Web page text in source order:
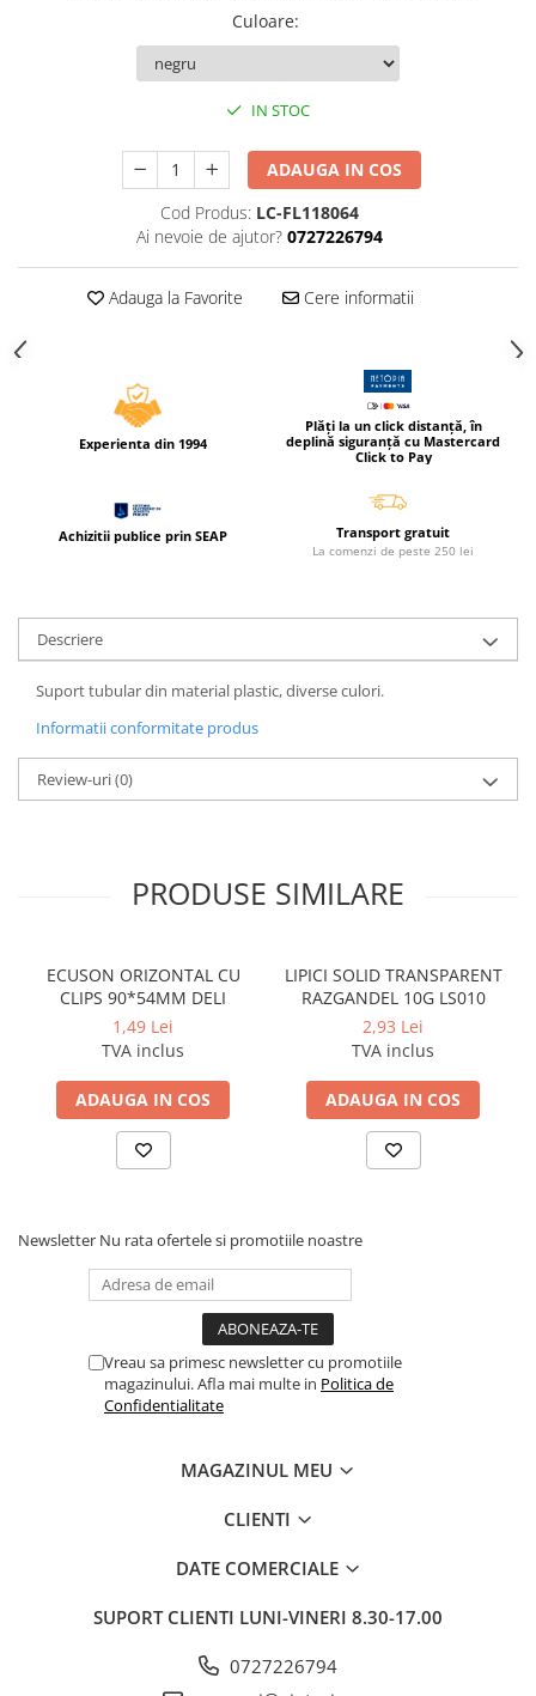
Caiete si blocuri pentru desen
Caiete incepatori Tip I, II, III
Hartie creponata
Hartie glacee
Etichete scolare
pensule
Accesorii pictura
Ascutitori
Creioane cerate
Cerneala si rezerva pentru stilou
Plastilina
Sabloane
Truse geometrie
Markere evidentiatoare text
Markere permanente
Markere speciale pentru desen
Genti laptop
Carti si jocuri pentru copii
Carti de colorat si povestit
Diverse articole pentru scoala
Instrumente de scris
Cerneala si rezerva pentru stilou
Culoare:
IN STOC
ADAUGA IN COS
Cod Produs: LC-FL118064
Ai nevoie de ajutor? 0727226794
Adauga la Favorite Cere informatii
Experienta din 1994
Plăți la un click distanță, în
deplină siguranță cu Mastercard
Click to Pay
Achizitii publice prin SEAP Transport gratuit
La comenzi de peste 250 lei
Descriere
Suport tubular din material plastic, diverse culori.
Informatii conformitate produs
Review-uri(0)
PRODUSE SIMILARE
ECUSON ORIZONTAL CU
CLIPS 90*54MM DELI
1,49 Lei
TVA inclus
ADAUGA IN COS
LIPICI SOLID TRANSPARENT
RAZGANDEL 10G LS010
2,93 Lei
TVA inclus
ADAUGA IN COS
Newsletter Nu rata ofertele si promotiile noastre
Vreau sa primesc newsletter cu promotiile
magazinului. Afla mai multe in Politica de
Confidentialitate
MAGAZINUL MEU
CLIENTI
DATE COMERCIALE
SUPORT CLIENTI LUNI-VINERI 8.30-17.00
0727226794